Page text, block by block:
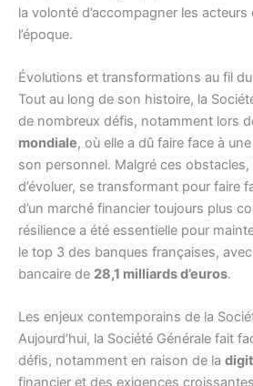
la volonté d’accompagner les
l’époque.
Évolutions et transformations au fil
Tout au long de son histoire, la
de nombreux défis, notamment lors
mondiale, où elle a dû faire face à
son personnel. Malgré ces
d’évoluer, se transformant pour faire
d’un marché financier toujours plus
résilience a été essentielle pour
le top 3 des banques françaises,
bancaire de 28,1 milliards d’euros.
Les enjeux contemporains de la
Aujourd’hui, la Société Générale fait
défis, notamment en raison de la